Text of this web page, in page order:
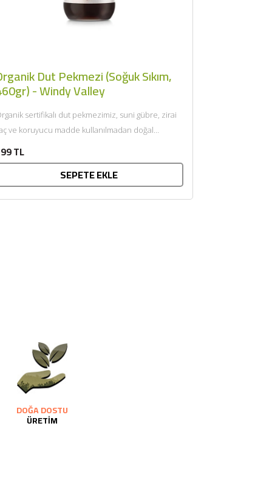
Dut Pekmezi (Soğuk Sıkım,
- Windy Valley
sertifikalı dut pekmezimiz, suni gübre, zirai
ve koruyucu madde kullanılmadan doğal
TL
SEPETE EKLE
DOĞA DOSTU
ÜRETİM